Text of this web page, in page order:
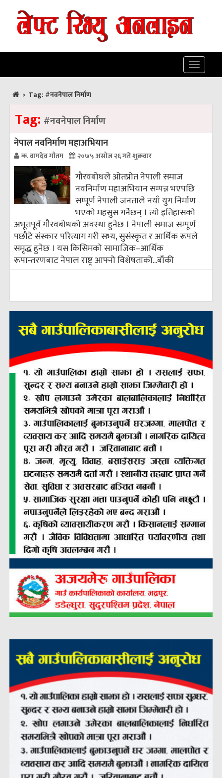
Toggle
> Tag: #नवनेपाल निर्माण
Tag: #नवनेपाल निर्माण
नेपाल नवनिर्माण महाअभियान
क. वामदेव गाैतम २०७५ असोज २६ गते शुक्रवार
गौरवबोधले ओतप्रोत नेपाली समाज
नवनिर्माण महाअभियान सम्पन्न भएपछि
सम्पूर्ण नेपाली जनताले नयाँ युग निर्माण
भएको महसुस गर्नेछन् । त्यो इतिहासको
अभूतपूर्व गौरवबोधको अवस्था हुनेछ । नेपाली समाज सम्पूर्ण
पछौटे संस्कार परित्याग गरी सभ्य, सुसंस्कृत र आर्थिक रूपले
समृद्ध हुनेछ । यस किसिमको सामाजिक–आर्थिक
रूपान्तरणबाट नेपाल राष्ट्र आफ्नो विशेषताको...बाँकी